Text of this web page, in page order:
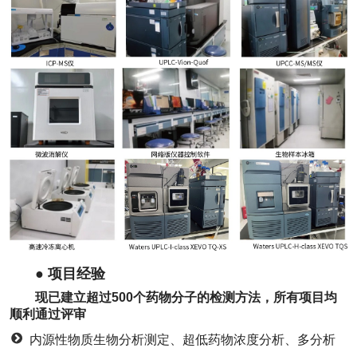
● 项目经验
现已建立超过500个药物分子的检测方法，所有项目均
顺利通过评审
内源性物质生物分析测定、超低药物浓度分析、多分析